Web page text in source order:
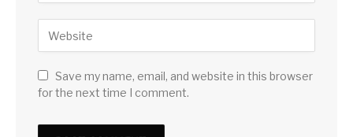
Save my name, email, and website in this browser
for the next time I comment.